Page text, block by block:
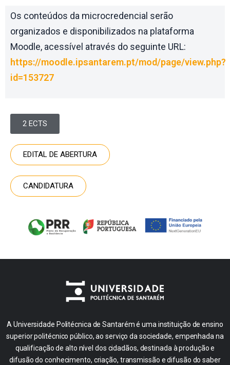
Os conteúdos da microcredencial serão
organizados e disponibilizados na plataforma
Moodle, acessível através do seguinte URL:
https://moodle.ipsantarem.pt/mod/page/view.php?
id=153727
2 ECTS
EDITAL DE ABERTURA
CANDIDATURA
A Universidade Politécnica de Santarém é uma instituição de ensino
superior politécnico público, ao serviço da sociedade, empenhada na
qualificação de alto nível dos cidadãos, destinada à produção e
difusão do conhecimento, criação, transmissão e difusão do saber